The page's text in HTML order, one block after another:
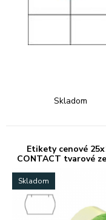
Skladom
Etikety cenové
CONTACT tvarové
Skladom